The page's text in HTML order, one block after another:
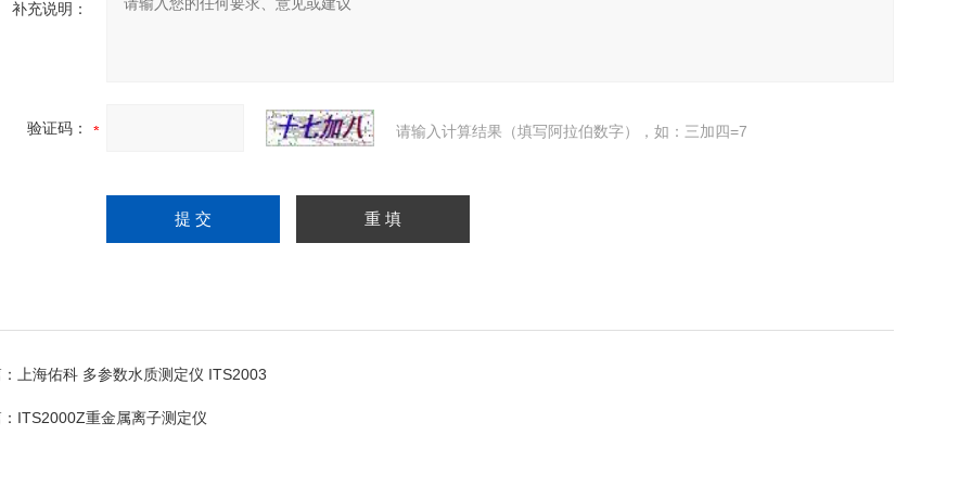
补充说明：
验证码： 请输入计算结果（填写阿拉伯数字），如：三加四=7
上海佑科 多参数水质测定仪 ITS2003
ITS2000Z重金属离子测定仪